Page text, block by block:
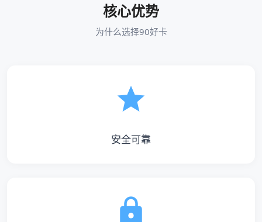
核心优势
为什么选择90好卡
安全可靠